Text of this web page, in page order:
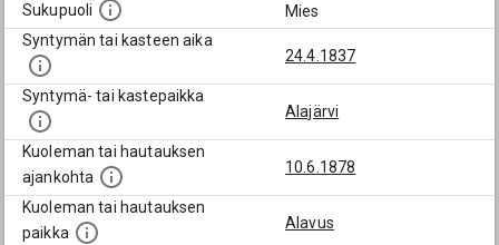
Sukupuoli
Mies
Syntymän tai kasteen aika
24.4.1837
Syntymä- tai kastepaikka
Alajärvi
Kuoleman tai hautauksen
ajankohta
10.6.1878
Kuoleman tai hautauksen
paikka
Alavus